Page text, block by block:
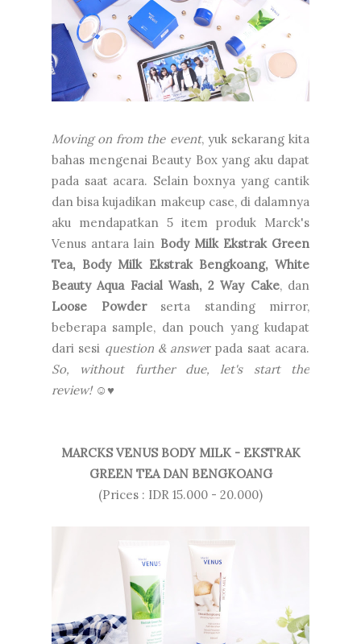
Moving on from the event, yuk sekarang kita
bahas mengenai Beauty Box yang aku dapat
pada saat acara. Selain boxnya yang cantik
dan bisa kujadikan makeup case, di dalamnya
aku mendapatkan 5 item produk Marck's
Venus antara lain Body Milk Ekstrak Green
Tea, Body Milk Ekstrak Bengkoang, White
Beauty Aqua Facial Wash, 2 Way Cake, dan
Loose Powderserta standing mirror,
beberapa sample, dan pouch yang kudapat
dari sesi question & answer pada saat acara.
So, without further due, let's start the
review!☺♥
MARCKS VENUS BODY MILK - EKSTRAK
GREEN TEA DAN BENGKOANG
(Prices : IDR 15.000 - 20.000)